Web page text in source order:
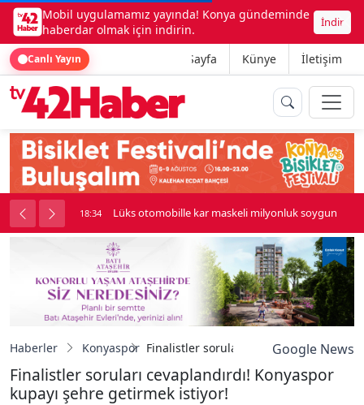
Mobil uygulamamız yayında! Konya gündeminde
haberdar olmak için indirin.
İndir
Canlı Yayın Ana Sayfa Künye İletişim
kavga çıktı 18:34 Lüks otomobille kar maskeli milyonluk soygun
Haberler Konyaspor Finalistler soruları cevaplandırdı!
Google News
Finalistler soruları cevaplandırdı! Konyaspor
kupayı şehre getirmek istiyor!